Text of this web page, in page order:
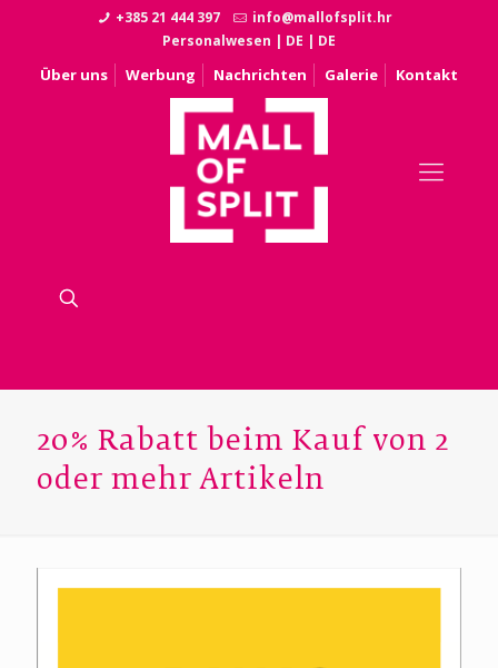
+385 21 444 397
info@mallofsplit.hr
Personalwesen | DE | DE
Über uns Werbung Nachrichten Galerie Kontakt
20% Rabatt beim Kauf von 2
oder mehr Artikeln